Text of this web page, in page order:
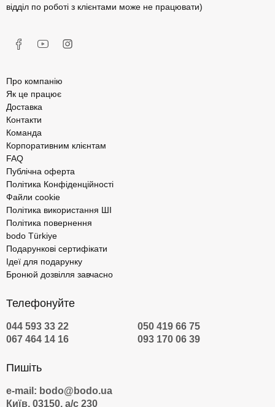
відділ по роботі з клієнтами може не працювати)
Про компанію
Як це працює
Доставка
Контакти
Команда
Корпоративним клієнтам
FAQ
Публічна оферта
Політика Конфіденційності
Файли cookie
Політика використання ШІ
Політика повернення
bodo Türkiye
Подарункові сертифікати
Ідеї для подарунку
Бронюй дозвілля завчасно
Телефонуйте
044 593 33 22
050 419 66 75
067 464 14 16
093 170 06 39
Пишіть
e-mail: bodo@bodo.ua
Київ, 03150, а/с 230